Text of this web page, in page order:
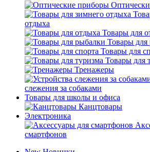
отдыха
Товары для
Товары для
Товары для
Товары для
Тренажеры
слежения за собаками
Товары для школы и офиса
Канцтовары
Электроника
смартфонов